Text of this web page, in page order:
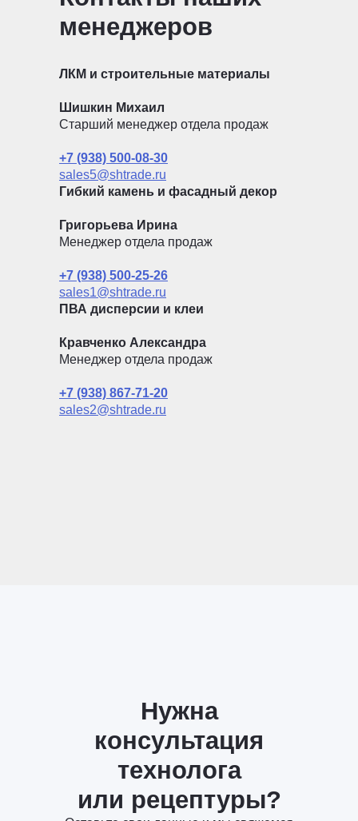
менеджеров
ЛКМ и строительные материалы
Шишкин Михаил
Старший менеджер отдела продаж
+7 (938) 500-08-30
sales5@shtrade.ru
Гибкий камень и фасадный декор
Григорьева Ирина
Менеджер отдела продаж
+7 (938) 500-25-26
sales1@shtrade.ru
ПВА дисперсии и клеи
Кравченко Александра
Менеджер отдела продаж
+7 (938) 867-71-20
sales2@shtrade.ru
Нужна
консультация
технолога
или рецептуры?